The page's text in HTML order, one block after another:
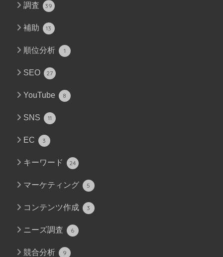
調査 39
補助 13
順位分析 1
SEO 27
YouTube 8
SNS 11
EC 3
キーワード 24
マーケティング 5
コンテンツ作成 3
ニーズ調査 6
競合分析 9